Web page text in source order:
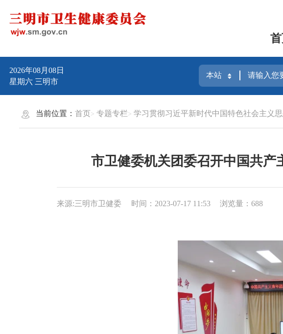
2026年08月08日
星期六 三明市
当前位置：首页 专题专栏 学习贯彻习近平新时代中国特色社会主义思
市卫健委机关团委召开中国共
来源:三明市卫健委 时间：2023-07-17 11:53 浏览量：688